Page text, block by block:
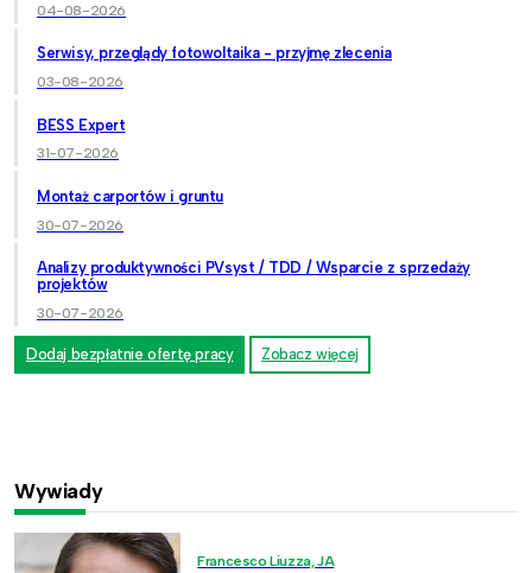
04-08-2026
Serwisy, przeglądy fotowoltaika - przyjmę zlecenia
03-08-2026
BESS Expert
31-07-2026
Montaż carportów i gruntu
30-07-2026
Analizy produktywności PVsyst / TDD / Wsparcie z sprzedaży
projektów
30-07-2026
Dodaj bezpłatnie ofertę pracy Zobacz więcej
Wywiady
Francesco Liuzza, JA